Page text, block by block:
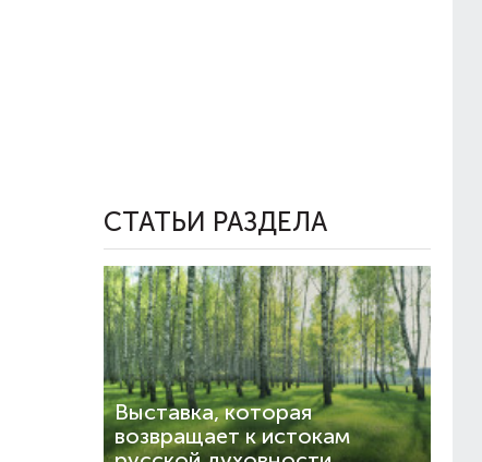
СТАТЬИ РАЗДЕЛА
Выставка, которая
возвращает к истокам